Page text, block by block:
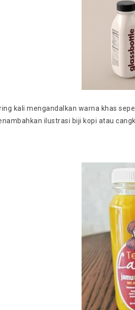
kali mengandalkan warna khas
ilustrasi biji kopi atau